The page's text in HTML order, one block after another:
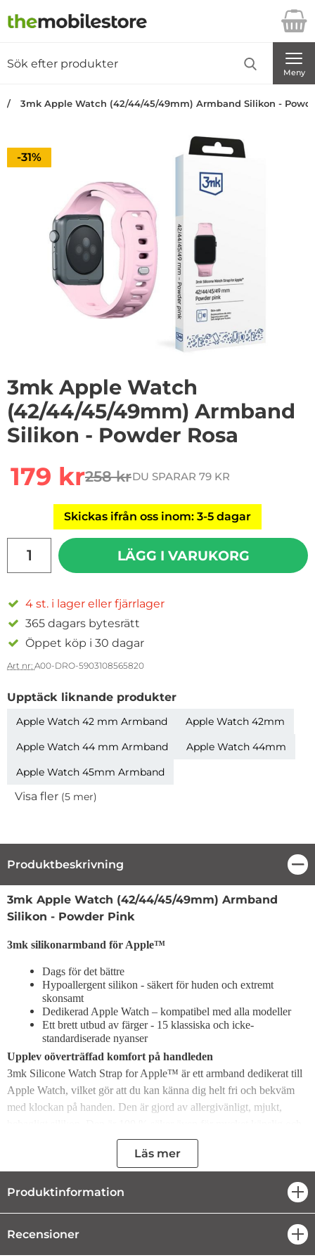
Startsidan för Danira Telecom AB
Meny
3mk Apple Watch (42/44/45/49mm) Armband Silikon -
Priset är nedsatt med
-31%
3mk Apple Watch
(42/44/45/49mm) Armband
Silikon - Powder Rosa
rea pris
179 krtidigare pris
258 krDU SPARAR 79 KR
Skickas ifrån oss inom: 3-5 dagar
LÄGG I VARUKORG
4 st. i lager eller fjärrlager
365 dagars bytesrätt
Öppet köp i 30 dagar
Art nr: A00-DRO-5903108565820
Upptäck liknande produkter
Apple Watch 42 mm Armband
Apple Watch 42mm
Apple Watch 44 mm Armband
Apple Watch 44mm
Apple Watch 45mm Armband
Visa fler (5 mer)
Produktbeskrivning
Produktbeskrivning
3mk Apple Watch (42/44/45/49mm) Armband
Silikon - Powder Pink
3mk silikonarmband för Apple™
Dags för det bättre
Hypoallergent silikon - säkert för huden och extremt
skonsamt
Dedikerad Apple Watch – kompatibel med alla modeller
Ett brett utbud av färger - 15 klassiska och icke-
standardiserade nyanser
Upplev oöverträffad komfort på handleden
3mk Silicone Watch Strap for Apple™ är ett armband dedikerat till
Apple Watch, vilket gör att du kan känna dig helt fri och bekväm
med klockan på handen. Den är gjord av allergivänligt, mjukt,
utsatt hud. för allergier. Orsakar inte irritation eller obehag vid
fysisk aktivitet eller långvarigt slitage.
Känn den perfekta passformen med din Apple Watch-modell
3mk Silicone Watch Strap för Apple™ matchar perfekt alla Apple
teknisk, funktionell och estetisk kompatibilitet. För perfekt
integration med klockan och dess användare har tillverkaren skapat
Läs mer
Produktinformation
Recensioner